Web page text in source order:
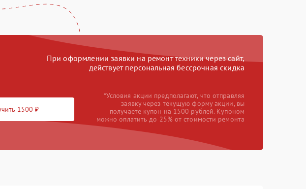
При оформлении заявки на ремонт техники через сайт,
действует персональная бессрочная скидка
1500 ₽
*Условия акции предполагают, что отправляя
заявку через текущую форму акции, вы
получаете купон на 1500 рублей. Купоном
можно оплатить до 25% от стоимости ремонта